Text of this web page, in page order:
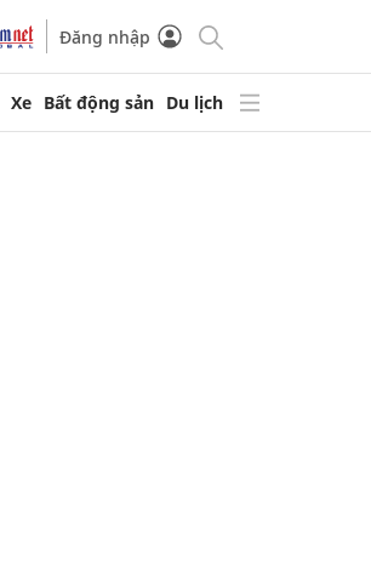
Đăng nhập
Xe Bất động sản Du lịch